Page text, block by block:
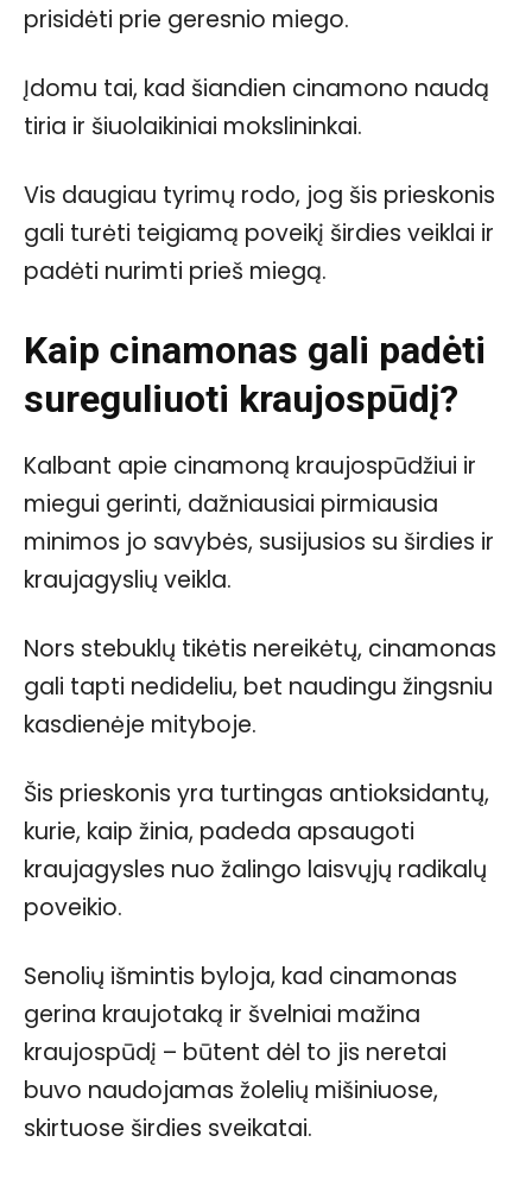
prisidėti prie geresnio miego.
Įdomu tai, kad šiandien cinamono naudą
tiria ir šiuolaikiniai mokslininkai.
Vis daugiau tyrimų rodo, jog šis prieskonis
gali turėti teigiamą poveikį širdies veiklai ir
padėti nurimti prieš miegą.
Kaip cinamonas gali padėti
sureguliuoti kraujospūdį?
Kalbant apie cinamoną kraujospūdžiui ir
miegui gerinti, dažniausiai pirmiausia
minimos jo savybės, susijusios su širdies ir
kraujagyslių veikla.
Nors stebuklų tikėtis nereikėtų, cinamonas
gali tapti nedideliu, bet naudingu žingsniu
kasdienėje mityboje.
Šis prieskonis yra turtingas antioksidantų,
kurie, kaip žinia, padeda apsaugoti
kraujagysles nuo žalingo laisvųjų radikalų
poveikio.
Senolių išmintis byloja, kad cinamonas
gerina kraujotaką ir švelniai mažina
kraujospūdį – būtent dėl to jis neretai
buvo naudojamas žolelių mišiniuose,
skirtuose širdies sveikatai.